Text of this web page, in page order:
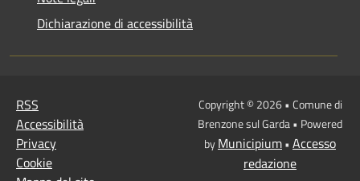
Dichiarazione di accessibilità
RSS
Accessibilità
Privacy
Cookie
Copyright © 2026 • Comune di
Brenzone sul Garda • Powered
byMunicipium• Accesso
redazione